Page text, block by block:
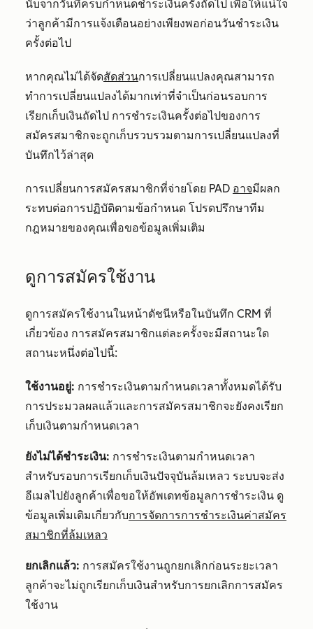
นับจากวันที่ครบกำหนดชำระเงินครั้งถัดไป เพื่อให้แน่ใจ
ว่าลูกค้ามีการแจ้งเตือนอย่างเพียงพอก่อนวันชำระเงิน
ครั้งต่อไป
หากคุณไม่ได้จัดสัดส่วนการเปลี่ยนแปลงคุณสามารถ
ทำการเปลี่ยนแปลงได้มากเท่าที่จำเป็นก่อนรอบการ
เรียกเก็บเงินถัดไป การชำระเงินครั้งต่อไปของการ
สมัครสมาชิกจะถูกเก็บรวบรวมตามการเปลี่ยนแปลงที่
บันทึกไว้ล่าสุด
การเปลี่ยนการสมัครสมาชิกที่จ่ายโดย PAD อาจมีผลก
ระทบต่อการปฏิบัติตามข้อกำหนด โปรดปรึกษาทีม
กฎหมายของคุณเพื่อขอข้อมูลเพิ่มเติม
ดูการสมัครใช้งาน
ดูการสมัครใช้งานในหน้าดัชนีหรือในบันทึก CRM ที่
เกี่ยวข้อง การสมัครสมาชิกแต่ละครั้งจะมีสถานะใด
สถานะหนึ่งต่อไปนี้:
ใช้งานอยู่: การชำระเงินตามกำหนดเวลาทั้งหมดได้รับ
การประมวลผลแล้วและการสมัครสมาชิกจะยังคงเรียก
เก็บเงินตามกำหนดเวลา
ยังไม่ได้ชำระเงิน: การชำระเงินตามกำหนดเวลา
สำหรับรอบการเรียกเก็บเงินปัจจุบันล้มเหลว ระบบจะส่ง
อีเมลไปยังลูกค้าเพื่อขอให้อัพเดทข้อมูลการชำระเงิน ดู
ข้อมูลเพิ่มเติมเกี่ยวกับการจัดการการชำระเงินค่าสมัคร
สมาชิกที่ล้มเหลว
ยกเลิกแล้ว: การสมัครใช้งานถูกยกเลิกก่อนระยะเวลา
ลูกค้าจะไม่ถูกเรียกเก็บเงินสำหรับการยกเลิกการสมัคร
ใช้งาน